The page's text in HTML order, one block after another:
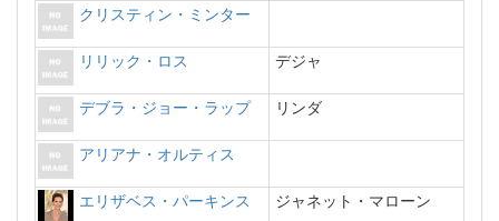
クリスティン・ミンター
リリック・ロス デジャ
デブラ・ジョー・ラップ リンダ
アリアナ・オルティス
エリザベス・パーキンス ジャネット・マローン